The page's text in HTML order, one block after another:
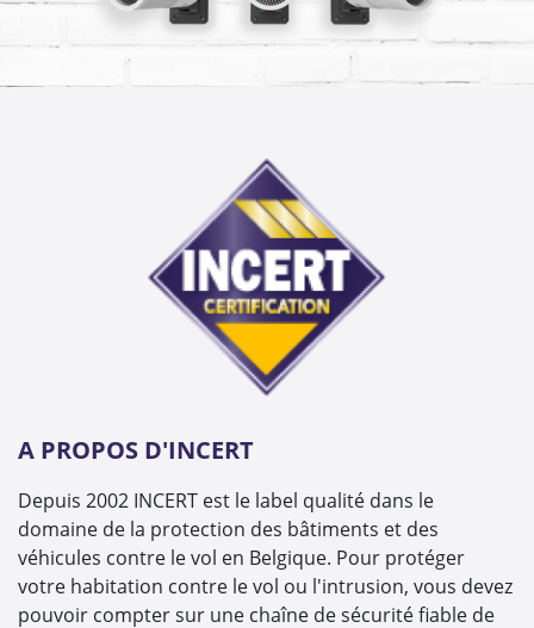
A PROPOS D'INCERT
Depuis 2002 INCERT est le label qualité dans le
domaine de la protection des bâtiments et des
véhicules contre le vol en Belgique. Pour protéger
votre habitation contre le vol ou l'intrusion, vous devez
pouvoir compter sur une chaîne de sécurité fiable de